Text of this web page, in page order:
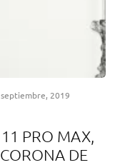
2019
PRO MAX,
DE